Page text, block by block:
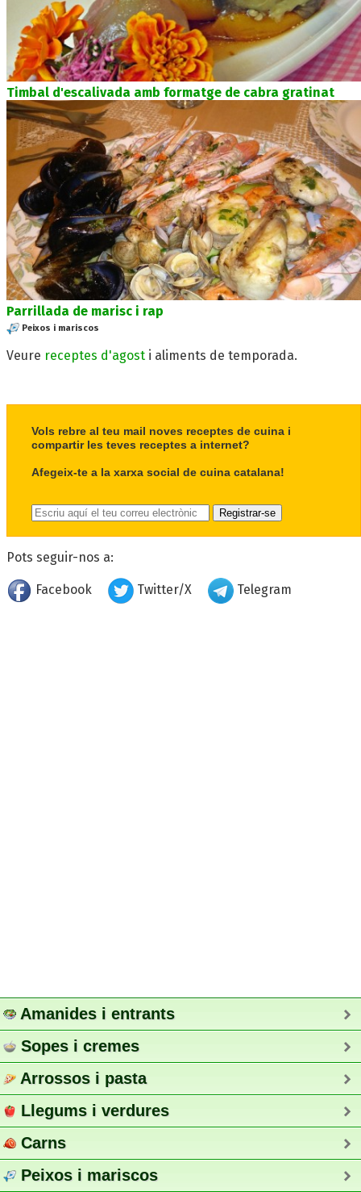
Timbal d'escalivada amb formatge de cabra gratinat
Parrillada de marisc i rap
Peixos i mariscos
Veure receptes d'agost i aliments de temporada.
Vols rebre al teu mail noves receptes de cuina i
compartir les teves receptes a internet?
Afegeix-te a la xarxa social de cuina catalana!
Pots seguir-nos a:
Facebook Twitter/X Telegram
Amanides i entrants
Sopes i cremes
Arrossos i pasta
Llegums i verdures
Carns
Peixos i mariscos